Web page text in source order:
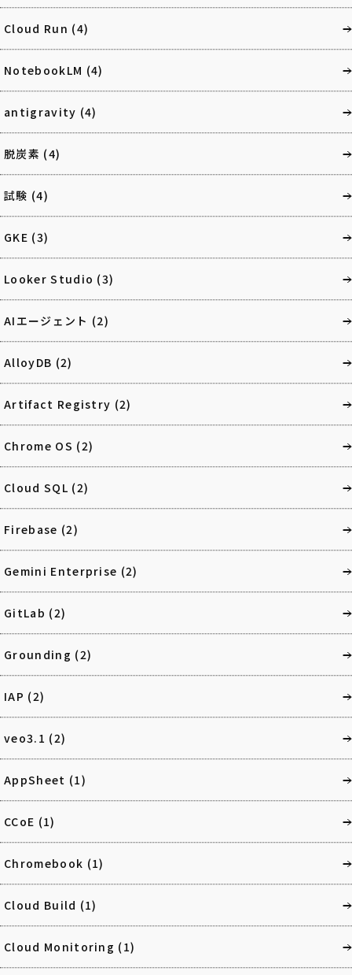
Cloud Run (4)
NotebookLM (4)
antigravity (4)
脱炭素 (4)
試験 (4)
GKE (3)
Looker Studio (3)
AIエージェント (2)
AlloyDB (2)
Artifact Registry (2)
Chrome OS (2)
Cloud SQL (2)
Firebase (2)
Gemini Enterprise (2)
GitLab (2)
Grounding (2)
IAP (2)
veo3.1 (2)
AppSheet (1)
CCoE (1)
Chromebook (1)
Cloud Build (1)
Cloud Monitoring (1)